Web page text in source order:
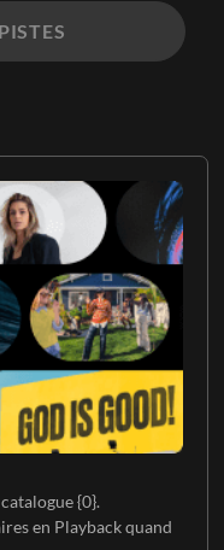
{0}.
en Playback quand